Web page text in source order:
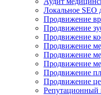
Локальное SEO
Продвижение
Продвижение
Продвижение
Продвижение
Продвижение
Продвижение
Продвижение
Продвижение
Репутационный